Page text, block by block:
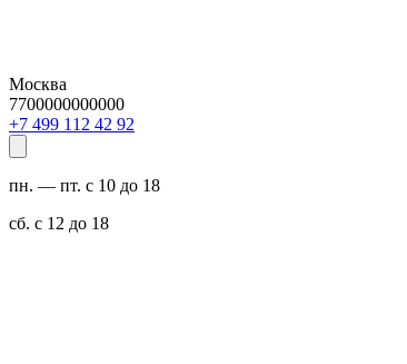
Москва
7700000000000
29 24 211 994 7+
пн. — пт. с 10 до 18
сб. с 12 до 18